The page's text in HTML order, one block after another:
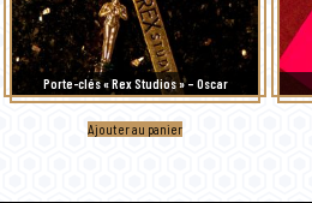
Porte-clés « Rex Studios » – Oscar
Ajouter au panier